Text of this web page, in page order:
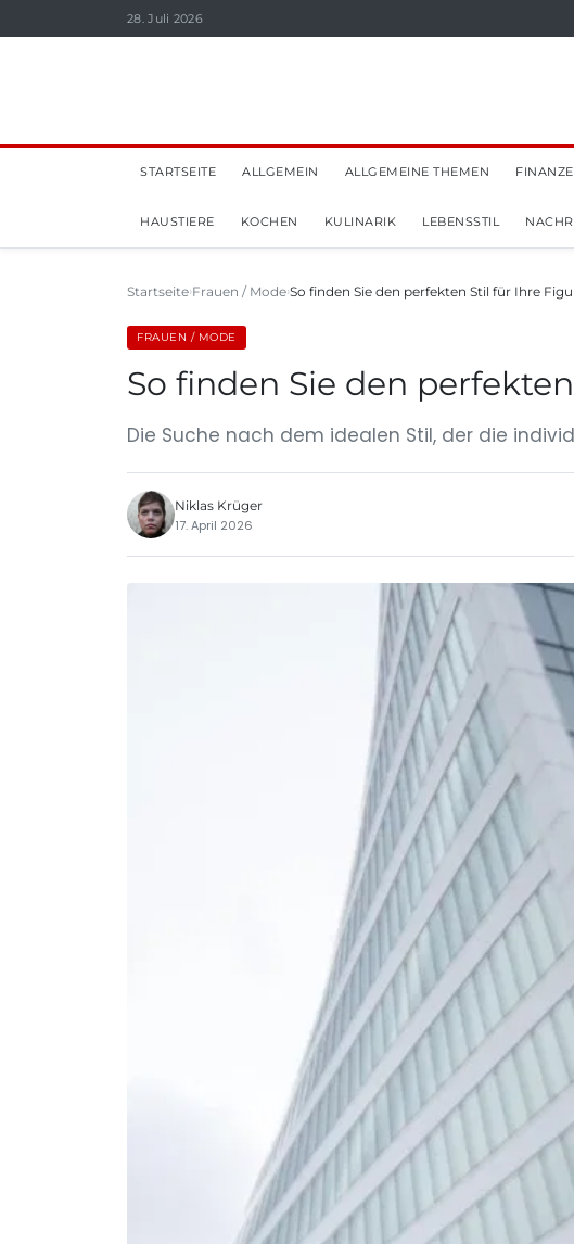
28. Juli 2026
STARTSEITE ALLGEMEIN ALLGEMEINE THEMEN
HAUSTIERE KOCHEN KULINARIK LEBENSSTIL
Startseite Frauen / Mode So finden Sie den perfekten Stil für Ihre
FRAUEN / MODE
So finden Sie den
Die Suche nach dem idealen Stil, der die
Niklas Krüger
17. April 2026